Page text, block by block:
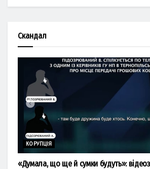
Скандал
КОРУПЦІЯ
«Думала, що ще й сумки будуть»: